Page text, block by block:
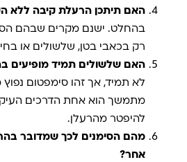
האם תיתכן הרעלת קיבה ללא
בהחלט. ישנם מקרים שבהם
רק בכאבי בטן, שלשולים או
האם שלשולים תמיד מופיעים
לא תמיד, אך זהו סימפטום
מתמשך הוא אחת הדרכים
להיפטר מהרעלן.
מהם הסימנים לכך שמדובר
אחר?